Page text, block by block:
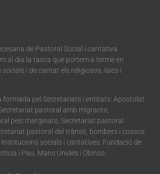
de Pastoral Social i caritativa
al dia la tasca que portem a terme en
i de caritat els religiosos, laics i
formada pel Secretariats i entitats: Apostolat
pastoral amb migrants,
pels marginats, Secretariat pastoral
pastoral del trànsit, bombers i cossos
Institucions socials i caritatives: Fundació de
i Pau, Mans Unides i Obinso.